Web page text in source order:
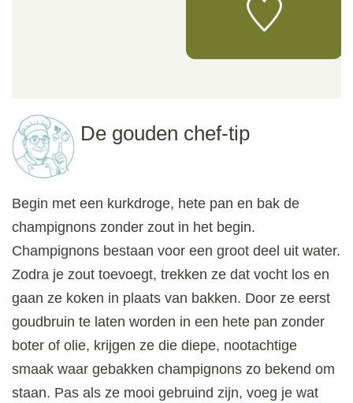
De gouden chef-tip
Begin met een kurkdroge, hete pan en bak de
champignons zonder zout in het begin.
Champignons bestaan voor een groot deel uit water.
Zodra je zout toevoegt, trekken ze dat vocht los en
gaan ze koken in plaats van bakken. Door ze eerst
goudbruin te laten worden in een hete pan zonder
boter of olie, krijgen ze die diepe, nootachtige
smaak waar gebakken champignons zo bekend om
staan. Pas als ze mooi gebruind zijn, voeg je wat